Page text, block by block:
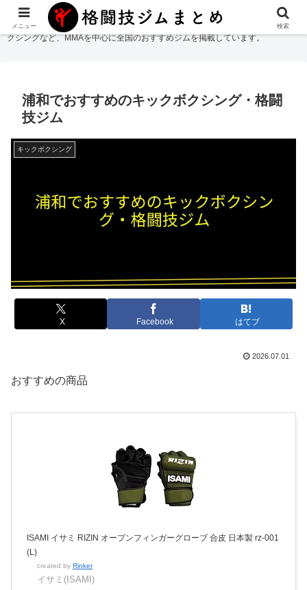
格闘技ジムまとめ
では総合格闘技・柔術・レスリング・キックボクシング・ボ
クシングなど、MMAを中心に全国のおすすめジムを掲載しています。
浦和でおすすめのキックボクシング・格闘
技ジム
キックボクシング
X Facebook はてブ
2026.07.01
おすすめの商品
ISAMI イサミ RIZIN オープンフィンガーグローブ 合皮 日本製 rz-001
(L)
created by Rinker
イサミ(ISAMI)
メニュー 検索